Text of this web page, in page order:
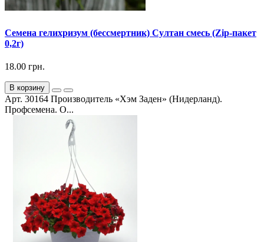
Семена гелихризум (бессмертник) Султан смесь (Zip-пакет
0,2г)
18.00 грн.
В корзину
Арт. 30164 Производитель «Хэм Заден» (Нидерланд).
Профсемена. О...